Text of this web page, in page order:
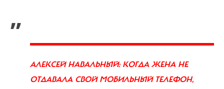
„
АЛЕКСЕЙ НАВАЛЬНЫЙ: КОГДА ЖЕНА НЕ
ОТДАВАЛА СВОЙ МОБИЛЬНЫЙ ТЕЛЕФОН,